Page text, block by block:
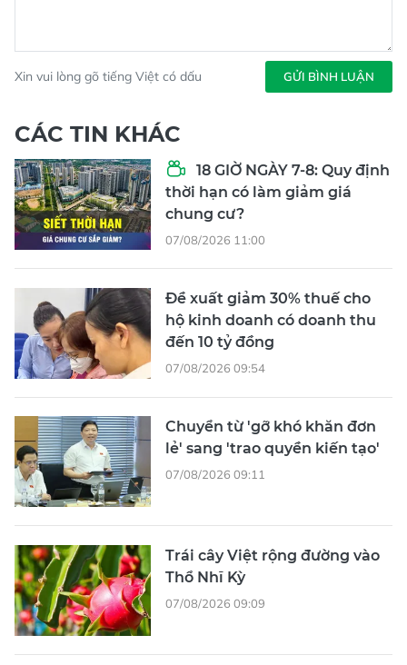
Xin vui lòng gõ tiếng Việt có dấu GỬI BÌNH LUẬN
CÁC TIN KHÁC
18 GIỜ NGÀY 7-8: Quy định
thời hạn có làm giảm giá
chung cư?
07/08/2026 11:00
Đề xuất giảm 30% thuế cho
hộ kinh doanh có doanh thu
đến 10 tỷ đồng
07/08/2026 09:54
Chuyển từ 'gỡ khó khăn đơn
lẻ' sang 'trao quyền kiến tạo'
07/08/2026 09:11
Trái cây Việt rộng đường vào
Thổ Nhĩ Kỳ
07/08/2026 09:09